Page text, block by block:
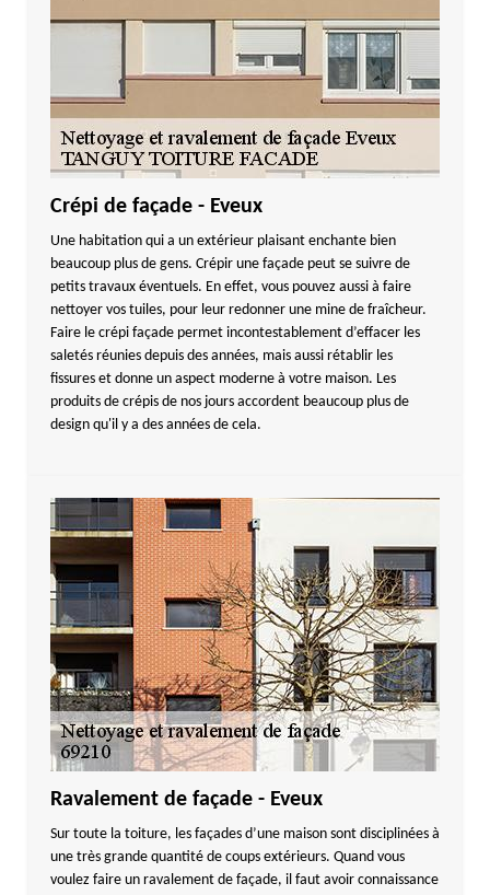
Crépi de façade - Eveux
Une habitation qui a un extérieur plaisant enchante bien
beaucoup plus de gens. Crépir une façade peut se suivre de
petits travaux éventuels. En effet, vous pouvez aussi à faire
nettoyer vos tuiles, pour leur redonner une mine de fraîcheur.
Faire le crépi façade permet incontestablement d’effacer les
saletés réunies depuis des années, mais aussi rétablir les
fissures et donne un aspect moderne à votre maison. Les
produits de crépis de nos jours accordent beaucoup plus de
design qu'il y a des années de cela.
Ravalement de façade - Eveux
Sur toute la toiture, les façades d’une maison sont disciplinées à
une très grande quantité de coups extérieurs. Quand vous
voulez faire un ravalement de façade, il faut avoir connaissance